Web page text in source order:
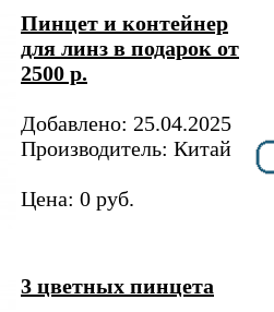
Пинцет и контейнер
для линз в подарок от
2500 р.
Добавлено: 25.04.2025
Производитель: Китай
Цена: 0 руб.
3 цветных пинцета